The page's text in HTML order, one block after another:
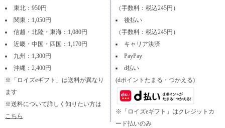
東北：950円
関東：1,050円
信越・北陸・東海：1,080円
近畿・中国・四国：1,170円
九州：1,300円
沖縄：2,400円
※「ロイズeギフト」は送料が異なり
ます
※送料について詳しく知りたい方は
こちら
（手数料：税込245円）
後払い
（手数料：税込245円）
キャリア決済
PayPay
d払い
(dポイントたまる・つかえる)
※「ロイズeギフト」はクレジットカ
ード払いのみ